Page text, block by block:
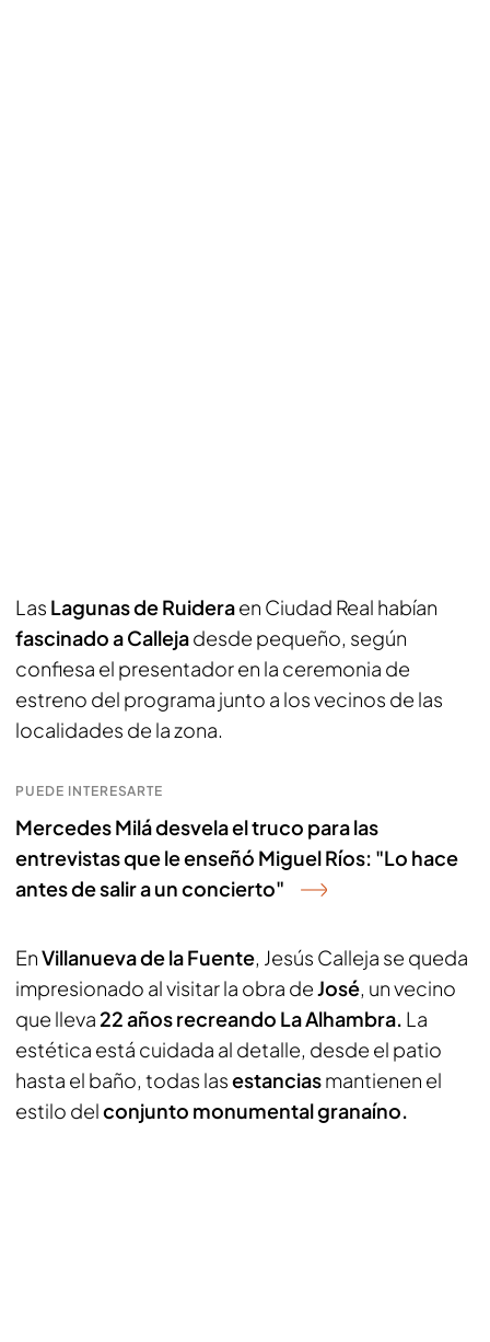
Las Lagunas de Ruideraen Ciudad Real habían
fascinado a Callejadesde pequeño, según
confiesa el presentador en la ceremonia de
estreno del programa junto a los vecinos de las
localidades de la zona.
PUEDE INTERESARTE
Mercedes Milá desvela el truco para las
entrevistas que le enseñó Miguel Ríos: "Lo hace
antes de salir a un concierto"
EnVillanueva de la Fuente, Jesús Calleja se queda
impresionado al visitar la obra deJosé, un vecino
que lleva 22 años recreando La Alhambra. La
estética está cuidada al detalle, desde el patio
hasta el baño, todas lasestanciasmantienen el
estilo delconjunto monumental granaíno.